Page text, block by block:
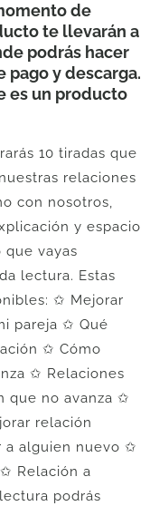
de
te llevarán a
podrás hacer
pago y descarga.
es un producto
10 tiradas que
relaciones
con nosotros,
y espacio
que vayas
lectura. Estas
✩ Mejorar
pareja ✩ Qué
✩ Cómo
✩ Relaciones
que no avanza ✩
relación
a alguien nuevo ✩
Relación a
podrás